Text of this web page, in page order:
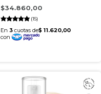
(15)
$34.860,00